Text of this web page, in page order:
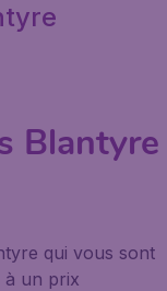
Blantyre
qui vous sont
à un prix